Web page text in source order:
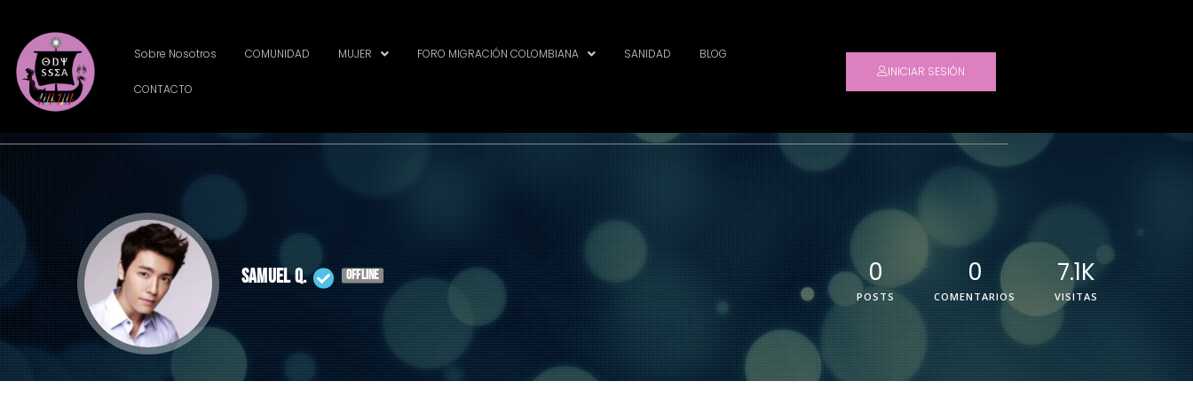
Sobre Nosotros COMUNIDAD MUJER FORO MIGRACIÓN COLOMBIANA SANIDAD BLOG
CONTACTO
INICIAR SESIÓN
Samuel Q. OFFLINE 0
POSTS
0
COMENTARIOS
7.1K
VISITAS